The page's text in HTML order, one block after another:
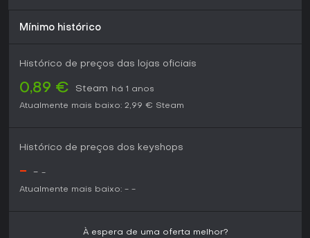
Mínimo histórico
Histórico de preços das lojas oficiais
0,89 € Steam
há 1 anos
Atualmente mais baixo: 2,99 € Steam
Histórico de preços dos keyshops
- - -
Atualmente mais baixo: - -
À espera de uma oferta melhor?